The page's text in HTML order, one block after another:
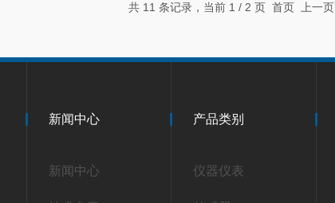
共 11 条记录，当前 1 / 2 页 首页 上一页
新闻中心
新闻中心
产品类别
仪器仪表